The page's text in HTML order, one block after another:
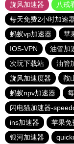
旋风加速器
八戒
每天免费2小时加速
蚂蚁vp加速器
苹
IOS-VPN
油管加
次玩下载站
油管
旋风加速度器
鞍
蚂蚁npv加速器
闪电猫加速器-
ins加速器
苹果免
银河加速器